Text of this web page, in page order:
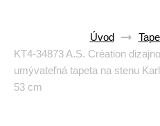
Úvod
KT4-34873 A.S. Création
umývateľná tapeta na stenu
53 cm